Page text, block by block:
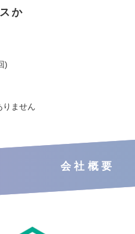
か
)
ません
会社概要